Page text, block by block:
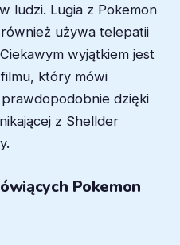
ludzi. Lugia z Pokemon
używa telepatii
wyjątkiem jest
który mówi
dzięki
z Shellder
Pokemon